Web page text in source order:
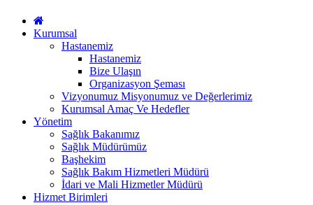
Kurumsal
Hastanemiz
Hastanemiz
Bize Ulaşın
Organizasyon Şeması
Vizyonumuz Misyonumuz ve Değerlerimiz
Kurumsal Amaç Ve Hedefler
Yönetim
Sağlık Bakanımız
Sağlık Müdürümüz
Başhekim
Sağlık Bakım Hizmetleri Müdürü
İdari ve Mali Hizmetler Müdürü
Hizmet Birimleri